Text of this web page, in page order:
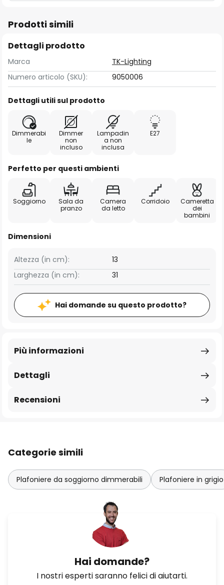
Prodotti simili
Dettagli prodotto
Marca
TK-Lighting
Numero articolo (SKU):
9050006
Dettagli utili sul prodotto
Dimmerabi
le
Dimmer
non
incluso
Lampadin
a non
inclusa
E27
Perfetto per questi ambienti
Soggiorno
Sala da
pranzo
Camera
da letto
Corridoio
Cameretta
dei
bambini
Dimensioni
Larghezza (in cm): 31
Altezza (in cm): 13
Hai domande su questo prodotto?
Dettagli
Più informazioni
Recensioni
Categorie simili
Plafoniere da soggiorno dimmerabili Plafoniere in grigio
Hai domande?
I nostri esperti saranno felici di aiutarti.